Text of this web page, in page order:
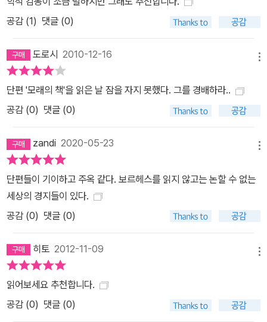
공감 (1) 댓글 (0)
도로시 2010-12-16
단편 '모래의 책'을 읽은 날 잠을 자지 못했다. 그를 경배하라..
공감 (0) 댓글 (0)
zandi 2020-05-23
단편들이 기이하고 주옥 같다. 보르헤스를 읽지 않고는 논할 수 없는
세상의 경지들이 있다.
공감 (0) 댓글 (0)
히토 2012-11-09
읽어보세요 추천합니다.
공감 (0) 댓글 (0)